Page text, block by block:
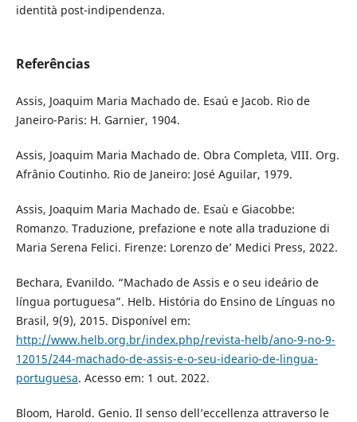
identità post-indipendenza.
Referências
Assis, Joaquim Maria Machado de. Esaú e Jacob. Rio de
Janeiro-Paris: H. Garnier, 1904.
Assis, Joaquim Maria Machado de. Obra Completa, VIII. Org.
Afrânio Coutinho. Rio de Janeiro: José Aguilar, 1979.
Assis, Joaquim Maria Machado de. Esaù e Giacobbe:
Romanzo. Traduzione, prefazione e note alla traduzione di
Maria Serena Felici. Firenze: Lorenzo de’ Medici Press, 2022.
Bechara, Evanildo. “Machado de Assis e o seu ideário de
língua portuguesa”. Helb. História do Ensino de Línguas no
Brasil, 9(9), 2015. Disponível em:
http://www.helb.org.br/index.php/revista-helb/ano-9-no-9-
12015/244-machado-de-assis-e-o-seu-ideario-de-lingua-
portuguesa. Acesso em: 1 out. 2022.
Bloom, Harold. Genio. Il senso dell’eccellenza attraverso le